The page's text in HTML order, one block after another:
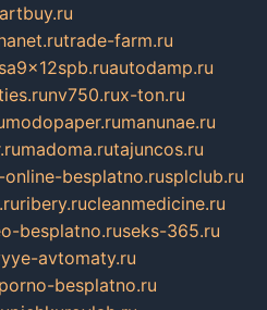
trade-farm.ru
autodamp.ru
nv750.rux-ton.ru
modopaper.rumanunae.ru
madoma.rutajuncos.ru
besplatno.rusplclub.ru
ribery.rucleanmedicine.ru
besplatno.ruseks-365.ru
avtomaty.ru
besplatno.ru